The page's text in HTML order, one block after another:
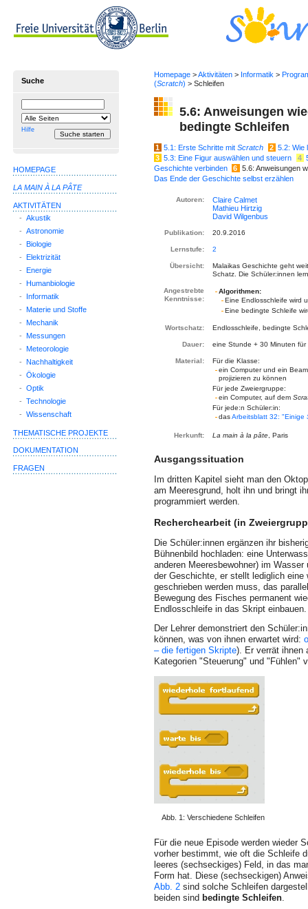
Homepage >Aktivitäten > Informatik >
(Scratch) > Schleifen
5.6: Anweisungen
bedingte Schleifen
1 5.1: Erste Schritte mitScratch 2 5.2: Wie
3 5.3: Eine Figur auswählen und steuern 4
Geschichte verbinden
6 5.6: Anweisungen
Das Ende der Geschichte selbst erzählen
Autoren:
Publikation: 20.9.2016
Lernstufe: 2
Übersicht:
Malaikas Geschichte geht
Schatz. Die Schüler:innen
Angestrebte
Kenntnisse:
Algorithmen:
Eine Endlosschleife wird
Eine bedingte Schleife
Wortschatz: Endlosschleife, bedingte
Dauer: eine Stunde + 30 Minuten
Material:
Für die Klasse:
ein Computer und ein
projizieren zu können
Für jede Zweiergruppe:
ein Computer, auf dem
Für jede:n Schüler:in:
dasArbeitsblatt 32: "Einige
Herkunft: La main à la pâte , Paris
Ausgangssituation
Im dritten Kapitel sieht man den
am Meeresgrund, holt ihn und bringt
programmiert werden.
Recherchearbeit (in
Die Schüler:innen ergänzen ihr
Bühnenbild hochladen: eine
anderen Meeresbewohner) im
der Geschichte, er stellt lediglich
geschrieben werden muss, das
Bewegung des Fisches permanent
Endlosschleife in das Skript einbauen.
Der Lehrer demonstriert den
können, was von ihnen erwartet wird:
– die fertigen Skripte). Er verrät ihnen
Kategorien "Steuerung" und "Fühlen"
Abb. 1: Verschiedene Schleifen
Für die neue Episode werden wieder
vorher bestimmt, wie oft die Schleife
leeres (sechseckiges) Feld, in das
Form hat. Diese (sechseckigen)
Abb. 2 sind solche Schleifen
beiden sind bedingte Schleifen
Suche
einschränken
Hilfe
HOMEPAGE
LA MAIN À LA PÂTE
AKTIVITÄTEN
- Akustik
- Astronomie
- Biologie
- Elektrizität
- Energie
- Humanbiologie
-
Informatik
- Materie und Stoffe
- Mechanik
- Messungen
- Meteorologie
- Nachhaltigkeit
- Ökologie
- Optik
- Technologie
- Wissenschaft
THEMATISCHE PROJEKTE
DOKUMENTATION
FRAGEN